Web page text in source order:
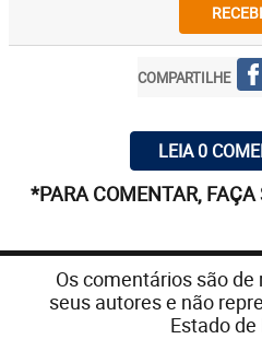
COMPARTILHE
LEIA 0
*PARA COMENTAR, FAÇA
Os comentários são
seus autores e não
Estado